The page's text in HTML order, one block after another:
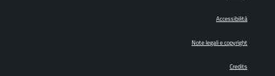
Accessibilità
Note legali e copyright
Credits